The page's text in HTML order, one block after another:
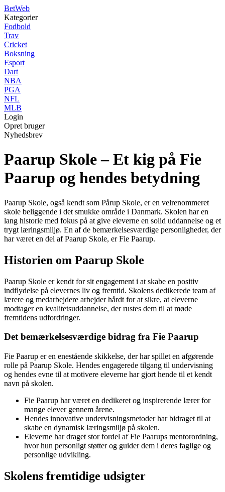
BetWeb
Kategorier
Fodbold
Trav
Cricket
Boksning
Esport
Dart
NBA
PGA
NFL
MLB
Login
Opret bruger
Nyhedsbrev
Paarup Skole – Et kig på Fie
Paarup og hendes betydning
Paarup Skole, også kendt som Pårup Skole, er en velrenommeret
skole beliggende i det smukke område i Danmark. Skolen har en
lang historie med fokus på at give eleverne en solid uddannelse og et
trygt læringsmiljø. En af de bemærkelsesværdige personligheder, der
har været en del af Paarup Skole, er Fie Paarup.
Historien om Paarup Skole
Paarup Skole er kendt for sit engagement i at skabe en positiv
indflydelse på elevernes liv og fremtid. Skolens dedikerede team af
lærere og medarbejdere arbejder hårdt for at sikre, at eleverne
modtager en kvalitetsuddannelse, der rustes dem til at møde
fremtidens udfordringer.
Det bemærkelsesværdige bidrag fra Fie Paarup
Fie Paarup er en enestående skikkelse, der har spillet en afgørende
rolle på Paarup Skole. Hendes engagerede tilgang til undervisning
og hendes evne til at motivere eleverne har gjort hende til et kendt
navn på skolen.
Fie Paarup har været en dedikeret og inspirerende lærer for
mange elever gennem årene.
Hendes innovative undervisningsmetoder har bidraget til at
skabe en dynamisk læringsmiljø på skolen.
Eleverne har draget stor fordel af Fie Paarups mentorordning,
hvor hun personligt støtter og guider dem i deres faglige og
personlige udvikling.
Skolens fremtidige udsigter